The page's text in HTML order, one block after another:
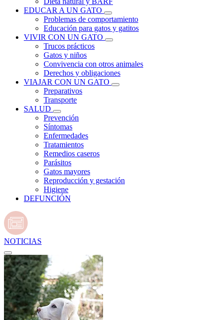
EDUCAR A UN GATO
Problemas de comportamiento
Educación para gatos y gatitos
VIVIR CON UN GATO
Trucos prácticos
Gatos y niños
Convivencia con otros animales
Derechos y obligaciones
VIAJAR CON UN GATO
Preparativos
Transporte
SALUD
Prevención
Síntomas
Enfermedades
Tratamientos
Remedios caseros
Parásitos
Gatos mayores
Reproducción y gestación
Higiene
DEFUNCIÓN
NOTICIAS